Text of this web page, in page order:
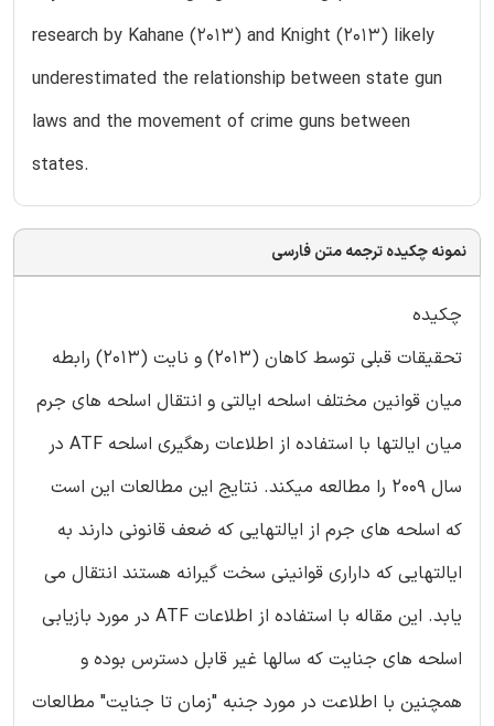
research by Kahane (2013) and Knight (2013) likely
underestimated the relationship between state gun
laws and the movement of crime guns between
states.
نمونه چکیده ترجمه متن فارسی
چکیده
تحقیقات قبلی توسط کاهان (2013) و نایت (2013) رابطه
میان قوانین مختلف اسلحه ایالتی و انتقال اسلحه های جرم
میان ایالتها با استفاده از اطلاعات رهگیری اسلحه ATF در
سال 2009 را مطالعه میکند. نتایج این مطالعات این است
که اسلحه های جرم از ایالتهایی که ضعف قانونی دارند به
ایالتهایی که داراری قوانینی سخت گیرانه هستند انتقال می
یابد. این مقاله با استفاده از اطلاعات ATF در مورد بازیابی
اسلحه های جنایت که سالها غیر قابل دسترس بوده و
همچنین با اطلاعت در مورد جنبه "زمان تا جنایت" مطالعات